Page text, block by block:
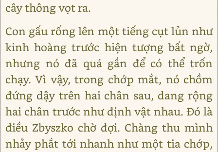
cây thông vọt ra.
Con gấu rống lên một tiếng cụt lủn như
kinh hoàng trước hiện tượng bất ngờ,
nhưng nó đã quá gần để có thể trốn
chạy. Vì vậy, trong chớp mắt, nó chồm
đứng dậy trên hai chân sau, dang rộng
hai chân trước như định vật nhau. Đó là
điều Zbyszko chờ đợi. Chàng thu mình
nhảy phắt tới nhanh như một tia chớp,